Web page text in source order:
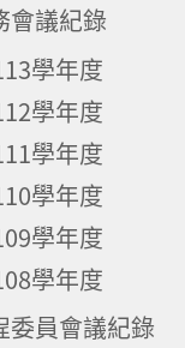
會議紀錄
學年度
學年度
學年度
學年度
學年度
學年度
委員會議紀錄